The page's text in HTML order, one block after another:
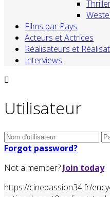
Films par Pays
Acteurs et Actrices
Réalisateurs et
Interviews
Utilisateur
Forgot password?
Not a member? Join today
https://cinepassion34.fr/